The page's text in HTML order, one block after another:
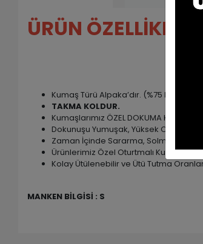
ÜRÜN ÖZELLİKLERİ ;
Kumaş Türü Alpaka’dır. (%75 Poly +
TAKMA KOLDUR.
Kumaşlarımız ÖZEL DOKUMA
Dokunuşu Yumuşak, Yüksek Oranda
Zaman İçinde Sararma, Solma,
Ürünlerimiz Özel Oturtmalı Kulplu
Kolay Ütülenebilir ve Ütü Tutma
MANKEN BİLGİSİ : S